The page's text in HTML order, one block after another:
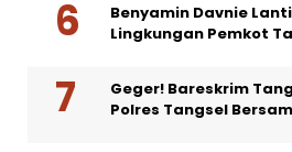
Benyamin Davnie
Lingkungan Pemkot
Geger! Bareskrim
Polres Tangsel